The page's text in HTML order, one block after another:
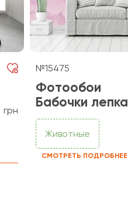
грн
№15475
Фотообои
Бабочки лепка
Животные
СМОТРЕТЬ ПОДРОБНЕЕ